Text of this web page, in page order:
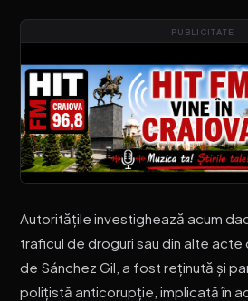
PUBLICITATE
Autoritățile investighează acum
traficul de droguri sau din alte
de Sánchez Gil, a fost reținută și
polițistă anticorupție, implicată în